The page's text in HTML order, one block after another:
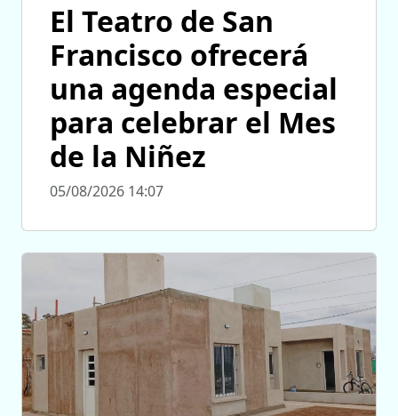
El Teatro de San
Francisco ofrecerá
una agenda especial
para celebrar el Mes
de la Niñez
05/08/2026 14:07